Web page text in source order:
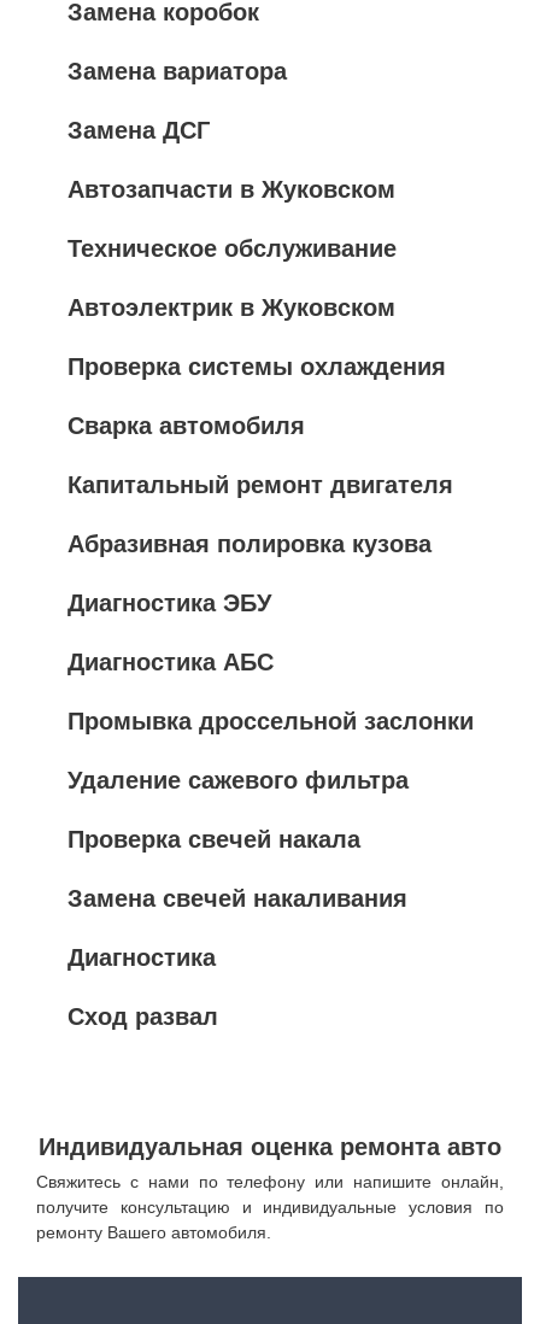
Замена коробок
Замена вариатора
Замена ДСГ
Автозапчасти в Жуковском
Техническое обслуживание
Автоэлектрик в Жуковском
Проверка системы охлаждения
Сварка автомобиля
Капитальный ремонт двигателя
Абразивная полировка кузова
Диагностика ЭБУ
Диагностика АБС
Промывка дроссельной заслонки
Удаление сажевого фильтра
Проверка свечей накала
Замена свечей накаливания
Диагностика
Сход развал
Индивидуальная оценка ремонта авто
Свяжитесь с нами по телефону или напишите онлайн,
получите консультацию и индивидуальные условия по
ремонту Вашего автомобиля.